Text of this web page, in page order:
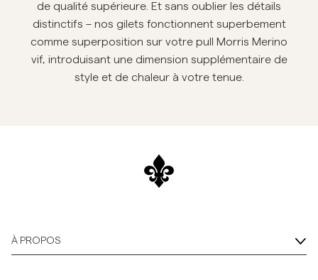
Maille
de qualité supérieure. Et sans oublier les détails
distinctifs – nos gilets fonctionnent superbement
comme superposition sur votre pull Morris Merino
vif, introduisant une dimension supplémentaire de
style et de chaleur à votre tenue.
À PROPOS